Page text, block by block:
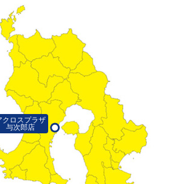
クロスプラザ
与次郎店